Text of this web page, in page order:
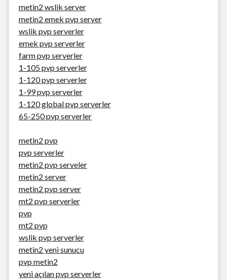
metin2 wslik server
metin2 emek pvp server
wslik pvp serverler
emek pvp serverler
farm pvp serverler
1-105 pvp serverler
1-120 pvp serverler
1-99 pvp serverler
1-120 global pvp serverler
65-250 pvp serverler
metin2 pvp
pvp serverler
metin2 pvp serveler
metin2 server
metin2 pvp server
mt2 pvp serverler
pvp
mt2 pvp
wslik pvp serverler
metin2 yeni sunucu
pvp metin2
yeni açılan pvp serverler